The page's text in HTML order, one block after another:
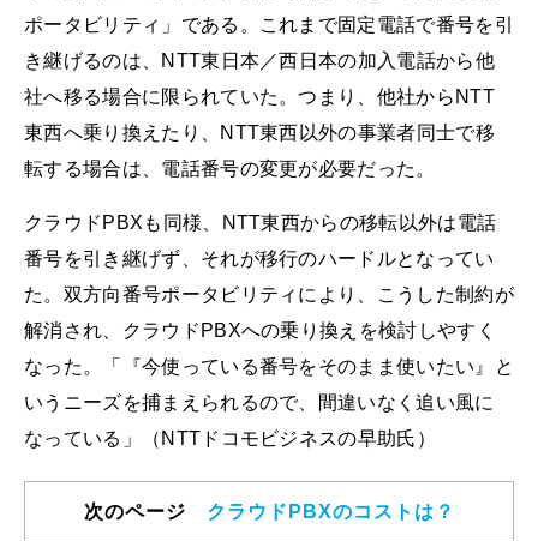
ポータビリティ」である。これまで固定電話で番号を引
き継げるのは、NTT東日本／西日本の加入電話から他
社へ移る場合に限られていた。つまり、他社からNTT
東西へ乗り換えたり、NTT東西以外の事業者同士で移
転する場合は、電話番号の変更が必要だった。
クラウドPBXも同様、NTT東西からの移転以外は電話
番号を引き継げず、それが移行のハードルとなってい
た。双方向番号ポータビリティにより、こうした制約が
解消され、クラウドPBXへの乗り換えを検討しやすく
なった。「『今使っている番号をそのまま使いたい』と
いうニーズを捕まえられるので、間違いなく追い風に
なっている」（NTTドコモビジネスの早助氏）
次のページ クラウドPBXのコストは？